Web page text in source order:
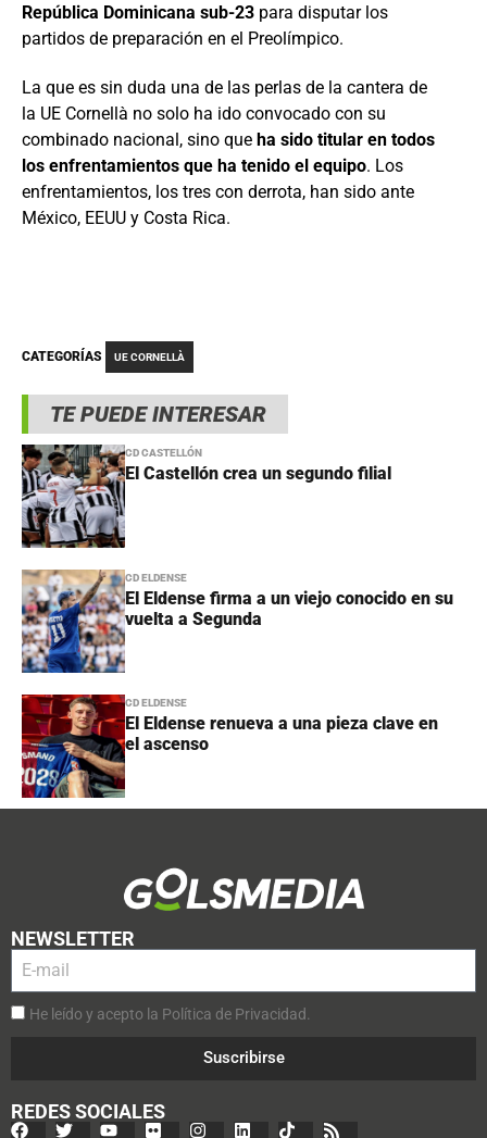
TE PUEDE INTERESAR
CD CASTELLÓN
El Castellón crea un segundo filial
CD ELDENSE
El Eldense firma a un viejo conocido en su
vuelta a Segunda
CD ELDENSE
El Eldense renueva a una pieza clave en
el ascenso
República Dominicana sub-23 para disputar los
partidos de preparación en el Preolímpico.
La que es sin duda una de las perlas de la cantera de
la UE Cornellà no solo ha ido convocado con su
combinado nacional, sino que ha sido titular en todos
los enfrentamientos que ha tenido el equipo. Los
enfrentamientos, los tres con derrota, han sido ante
México, EEUU y Costa Rica.
CATEGORÍAS UE CORNELLÀ
NEWSLETTER
He leído y acepto la Política de Privacidad.
Suscribirse
REDES SOCIALES